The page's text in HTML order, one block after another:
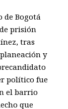
de Bogotá
prisión
tras
y
político fue
el barrio
que